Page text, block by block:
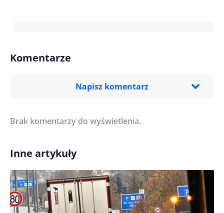
Komentarze
Napisz komentarz
Treść komentarza*
Imię/ Nick*
Brak komentarzy do wyświetlenia.
Inne artykuły